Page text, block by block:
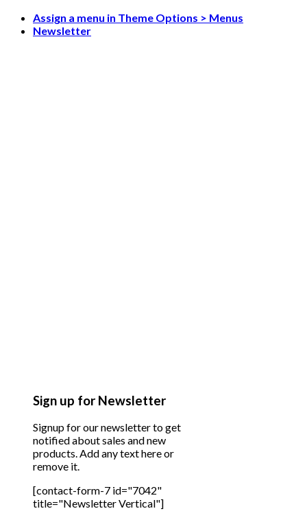
Skip
Assign a menu in Theme Options > Menus
Newsletter
Sign up for Newsletter
Signup for our newsletter to get
notified about sales and new
products. Add any text here or
remove it.
[contact-form-7 id="7042"
title="Newsletter Vertical"]